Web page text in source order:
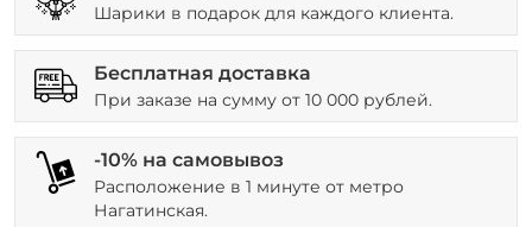
Шарики в подарок для каждого клиента.
Бесплатная доставка
При заказе на сумму от 10 000 рублей.
-10% на самовывоз
Расположение в 1 минуте от метро
Нагатинская.